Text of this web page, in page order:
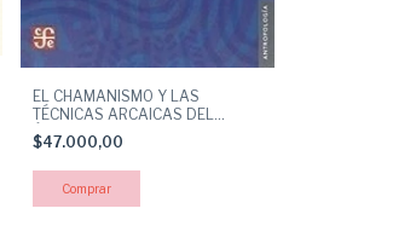
EL CHAMANISMO Y LAS
TÉCNICAS ARCAICAS DEL
ÉXTASIS
$47.000,00